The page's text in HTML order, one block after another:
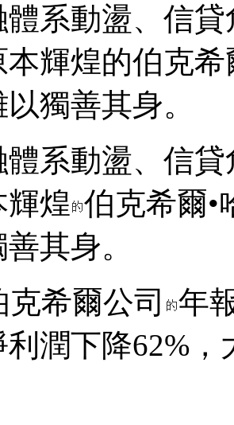
體系動盪、信
輝煌的伯克希
獨善其身。
體系動盪、信
輝煌 伯克希爾•
其身。
克希爾公司
年
利潤下降62%